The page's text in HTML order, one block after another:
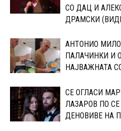
CО ДАЦ И
ДРАМСКИ
АНТОНИО
ПАЛАЧИНКИ И
НАЈВАЖНАТА
СЕ ОГЛАСИ
ЛАЗАРОВ ПО
ДЕНОВИВЕ НА